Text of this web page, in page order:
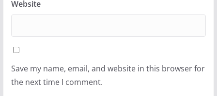
Website
Save my name, email, and website in this browser for
the next time I comment.